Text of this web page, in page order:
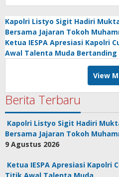
Kapolri Listyo Sigit Hadiri
Bersama Jajaran Tokoh
Ketua IESPA Apresiasi Kapolri
Awal Talenta Muda Bertanding
View
Berita Terbaru
Kapolri Listyo Sigit Hadiri
Bersama Jajaran Tokoh
9 Agustus 2026
Ketua IESPA Apresiasi Kapolri
Titik Awal Talenta Muda …